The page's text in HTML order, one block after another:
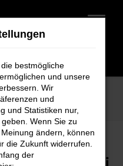
CUPRA Leon
Finden Sie Ihren
bei Schmidt + Koch
Leon
Rotenburg bei
bestmögliche
und unsere
Wir
und
und Statistiken nur,
Wenn Sie zu
ändern, können
die Zukunft widerrufen.
der